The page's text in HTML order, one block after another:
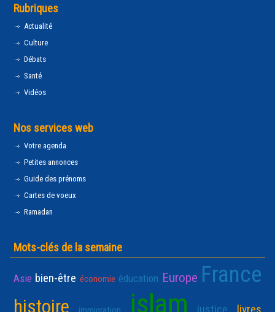
Rubriques
Actualité
Culture
Débats
Santé
Vidéos
Nos services web
Votre agenda
Petites annonces
Guide des prénoms
Cartes de voeux
Ramadan
Mots-clés de la semaine
Asie bien-être économie éducation Europe France
histoire islam